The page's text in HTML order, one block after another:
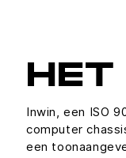
HET
Inwin, een ISO
computer
een